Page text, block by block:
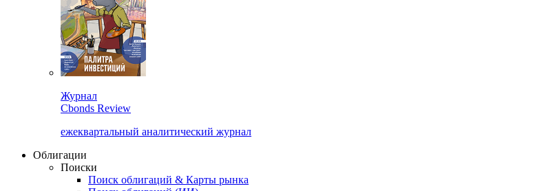
Журнал
Cbonds Review
ежеквартальный аналитический журнал